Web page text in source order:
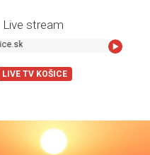
Live stream
LIVE TV KOŠICE